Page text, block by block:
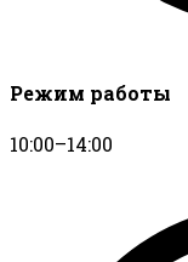
Режим работы
10:00–14:00